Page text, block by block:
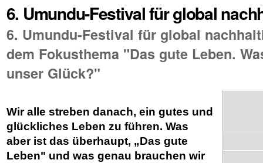
6. Umundu-Festival für global
6. Umundu-Festival für global
dem Fokusthema "Das gute Leben.
unser Glück?"
Wir alle streben danach, ein gutes und
glückliches Leben zu führen. Was
aber ist das überhaupt, „Das gute
Leben" und was genau brauchen wir